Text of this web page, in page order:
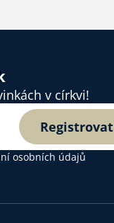
v církvi!
Registrovat
osobních údajů